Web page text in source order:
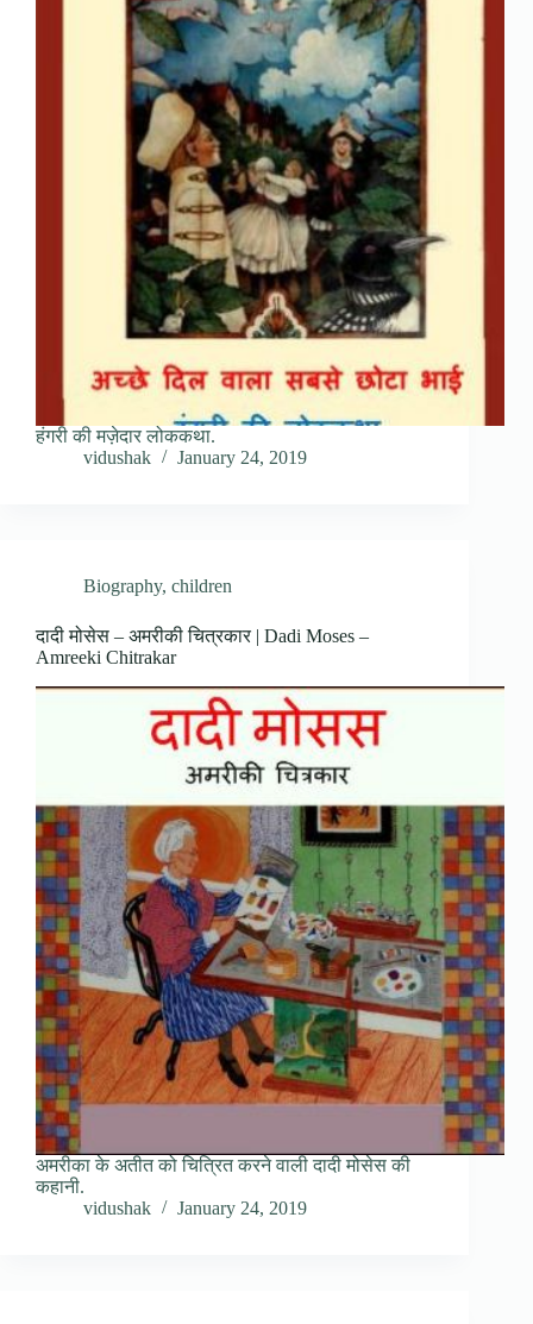
हंगरी की मज़ेदार लोककथा.
vidushak
January 24, 2019
Biography, children
दादी मोसेस – अमरीकी चित्रकार | Dadi Moses –
Amreeki Chitrakar
अमरीका के अतीत को चित्रित करने वाली दादी मोसेस की
कहानी.
vidushak
January 24, 2019